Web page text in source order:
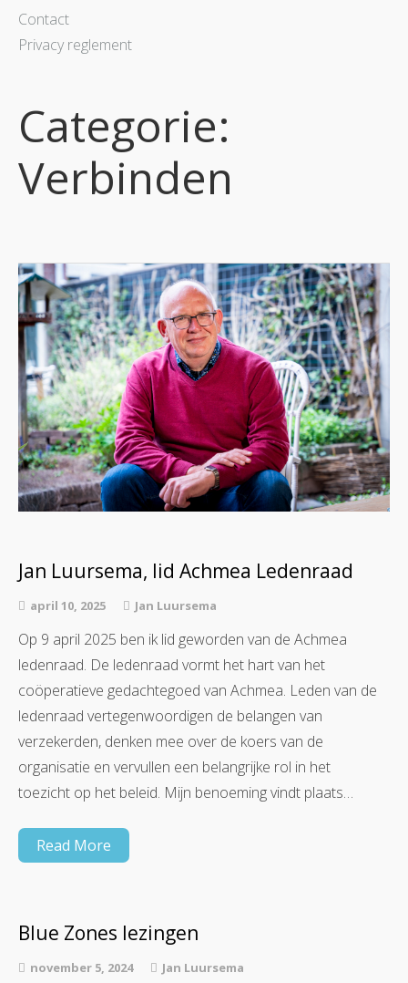
Contact
Privacy reglement
Categorie:
Verbinden
Jan Luursema, lid Achmea Ledenraad
april 10, 2025 Jan Luursema
Op 9 april 2025 ben ik lid geworden van de Achmea
ledenraad. De ledenraad vormt het hart van het
coöperatieve gedachtegoed van Achmea. Leden van de
ledenraad vertegenwoordigen de belangen van
verzekerden, denken mee over de koers van de
organisatie en vervullen een belangrijke rol in het
toezicht op het beleid. Mijn benoeming vindt plaats…
Read More
Blue Zones lezingen
november 5, 2024 Jan Luursema